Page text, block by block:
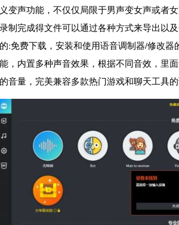
变声功能，不仅仅局限于男声变女声或者
制完成得文件可以通过各种方式来导出以
:免费下载，安装和使用语音调制器/修改
，内置多种声音效果，根据不同音效，里
音量，完美兼容多款热门游戏和聊天工具